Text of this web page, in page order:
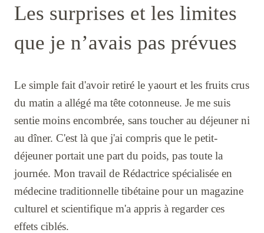
Les surprises et les limites
que je n’avais pas prévues
Le simple fait d'avoir retiré le yaourt et les fruits crus
du matin a allégé ma tête cotonneuse. Je me suis
sentie moins encombrée, sans toucher au déjeuner ni
au dîner. C'est là que j'ai compris que le petit-
déjeuner portait une part du poids, pas toute la
journée. Mon travail de Rédactrice spécialisée en
médecine traditionnelle tibétaine pour un magazine
culturel et scientifique m'a appris à regarder ces
effets ciblés.